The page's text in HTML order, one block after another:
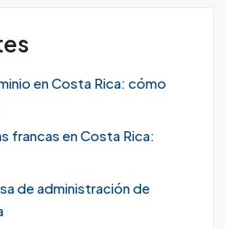
en Costa Rica: cómo
francas en Costa Rica:
de administración de